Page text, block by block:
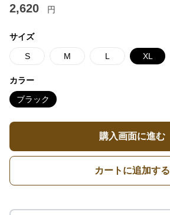
2,620 円
サイズ
S M L XL
カラー
ブラック
購入画面に進む
カートに追加する